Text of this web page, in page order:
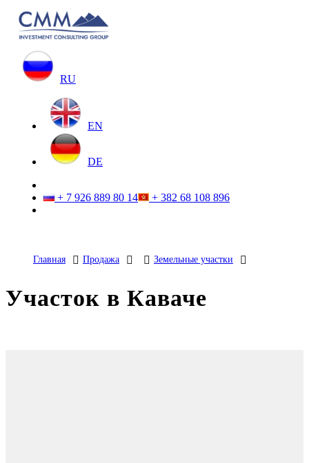
RU
EN
DE
+ 7 926 889 80 14 + 382 68 108 896
Главная Продажа Земельные участки
Участок в Каваче